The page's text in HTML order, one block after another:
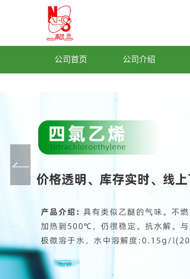
公司首页 公司介绍